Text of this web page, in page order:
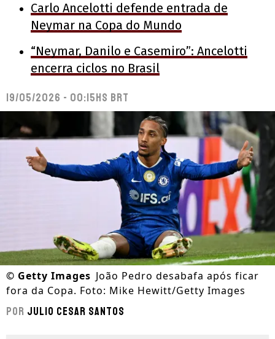
Carlo Ancelotti defende entrada de
Neymar na Copa do Mundo
“Neymar, Danilo e Casemiro”: Ancelotti
encerra ciclos no Brasil
19/05/2026 - 00:15hs BRT
© Getty Images João Pedro desabafa após ficar
fora da Copa. Foto: Mike Hewitt/Getty Images
Por Julio Cesar Santos